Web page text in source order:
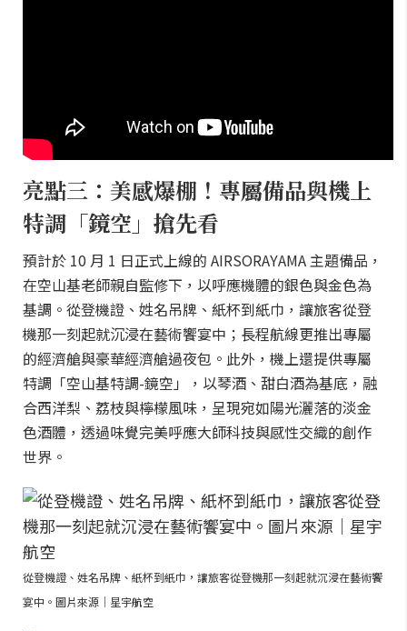
亮點三：美感爆棚！專屬備品與機上
特調「鏡空」搶先看
預計於 10 月 1 日正式上線的 AIRSORAYAMA 主題備品，
在空山基老師親自監修下，以呼應機體的銀色與金色為
基調。從登機證、姓名吊牌、紙杯到紙巾，讓旅客從登
機那一刻起就沉浸在藝術饗宴中；長程航線更推出專屬
的經濟艙與豪華經濟艙過夜包。此外，機上還提供專屬
特調「空山基特調-鏡空」，以琴酒、甜白酒為基底，融
合西洋梨、荔枝與檸檬風味，呈現宛如陽光灑落的淡金
色酒體，透過味覺完美呼應大師科技與感性交織的創作
世界。
從登機證、姓名吊牌、紙杯到紙巾，讓旅客從登機那一刻起就沉浸在藝術饗
宴中。圖片來源｜星宇航空